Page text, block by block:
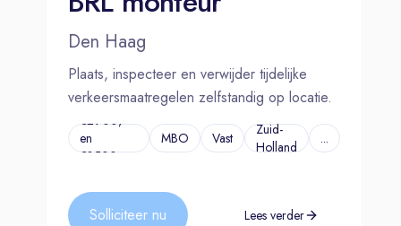
Den Haag
Plaats, inspecteer en verwijder tijdelijke
verkeersmaatregelen zelfstandig op locatie.
€2900,-
en
€3500,-
MBO Vast
Zuid-
Holland
...
Solliciteer nu Lees verder